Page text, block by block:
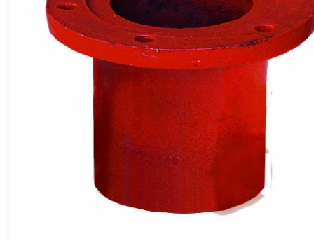
Самыми лучшими считаются чугунные изделия, поскольку у
повышенные эксплуатационные характеристики, а также
службы. Устанавливаются подставки на водопроводы,
давление которых не более 1,0 Мпа. Соединительные
противопожарной системы фиксируются вне зоны доступа
Одновременно с этим должны быть
теплоизоляционные условия. Такая необходимость вызвана
что при минусовых температурах вода не замерзла.
Подставки под пожарный гидрант – это основное оборудование
неотъемлемая часть системы подачи воды, являющаяся наряду
этим крепежной и соединительной деталью, чтобы
нормальный забор жидкости из системы. Именно они
вести борьбу с огнем.